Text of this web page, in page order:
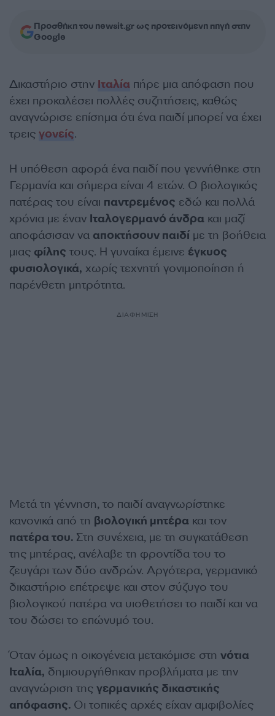
Προσθήκη του newsit.gr ως προτεινόμενη πηγή στην
Google
Δικαστήριο στην Ιταλία πήρε μια απόφαση που
έχει προκαλέσει πολλές συζητήσεις, καθώς
αναγνώρισε επίσημα ότι ένα παιδί μπορεί να έχει
τρεις γονείς.
Η υπόθεση αφορά ένα παιδί που γεννήθηκε στη
Γερμανία και σήμερα είναι 4 ετών. Ο βιολογικός
πατέρας του είναι παντρεμένος εδώ και πολλά
χρόνια με έναν Ιταλογερμανό άνδρα και μαζί
αποφάσισαν να αποκτήσουν παιδί με τη βοήθεια
μιας φίλης τους. Η γυναίκα έμεινε έγκυος
φυσιολογικά, χωρίς τεχνητή γονιμοποίηση ή
παρένθετη μητρότητα.
ΔΙΑΦΗΜΙΣΗ
Μετά τη γέννηση, το παιδί αναγνωρίστηκε
κανονικά από τη βιολογική μητέρα και τον
πατέρα του. Στη συνέχεια, με τη συγκατάθεση
της μητέρας, ανέλαβε τη φροντίδα του το
ζευγάρι των δύο ανδρών. Αργότερα, γερμανικό
δικαστήριο επέτρεψε και στον σύζυγο του
βιολογικού πατέρα να υιοθετήσει το παιδί και να
του δώσει το επώνυμό του.
Όταν όμως η οικογένεια μετακόμισε στη νότια
Ιταλία, δημιουργήθηκαν προβλήματα με την
αναγνώριση της γερμανικής δικαστικής
απόφασης. Οι τοπικές αρχές είχαν αμφιβολίες